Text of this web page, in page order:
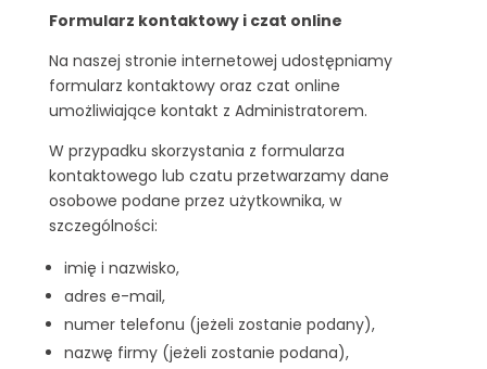
Formularz kontaktowy i czat online
Na naszej stronie internetowej udostępniamy
formularz kontaktowy oraz czat online
umożliwiające kontakt z Administratorem.
W przypadku skorzystania z formularza
kontaktowego lub czatu przetwarzamy dane
osobowe podane przez użytkownika, w
szczególności:
imię i nazwisko,
adres e-mail,
numer telefonu (jeżeli zostanie podany),
nazwę firmy (jeżeli zostanie podana),